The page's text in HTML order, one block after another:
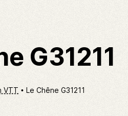
G31211
VTT Le Chêne G31211